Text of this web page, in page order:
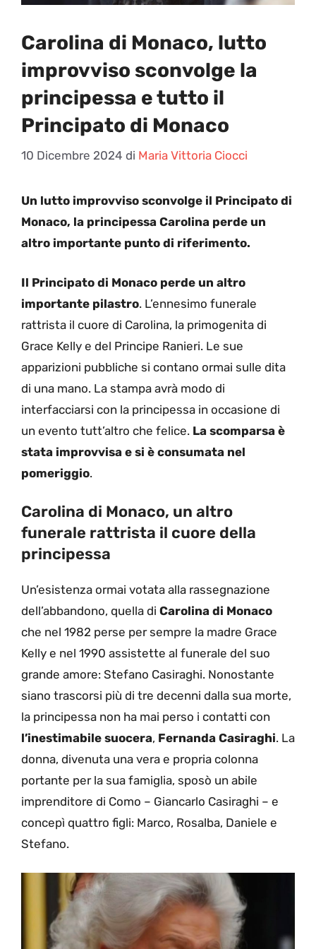
Carolina di Monaco, lutto
improvviso sconvolge la
principessa e tutto il
Principato di Monaco
10 Dicembre 2024 di Maria Vittoria Ciocci
Un lutto improvviso sconvolge il Principato di
Monaco, la principessa Carolina perde un
altro importante punto di riferimento.
Il Principato di Monaco perde un altro
importante pilastro. L’ennesimo funerale
rattrista il cuore di Carolina, la primogenita di
Grace Kelly e del Principe Ranieri. Le sue
apparizioni pubbliche si contano ormai sulle dita
di una mano. La stampa avrà modo di
interfacciarsi con la principessa in occasione di
un evento tutt’altro che felice. La scomparsa è
stata improvvisa e si è consumata nel
pomeriggio.
Carolina di Monaco, un altro
funerale rattrista il cuore della
principessa
Un’esistenza ormai votata alla rassegnazione
dell’abbandono, quella di Carolina di Monaco
che nel 1982 perse per sempre la madre Grace
Kelly e nel 1990 assistette al funerale del suo
grande amore: Stefano Casiraghi. Nonostante
siano trascorsi più di tre decenni dalla sua morte,
la principessa non ha mai perso i contatti con
l’inestimabile suocera, Fernanda Casiraghi. La
donna, divenuta una vera e propria colonna
portante per la sua famiglia, sposò un abile
imprenditore di Como – Giancarlo Casiraghi – e
concepì quattro figli: Marco, Rosalba, Daniele e
Stefano.